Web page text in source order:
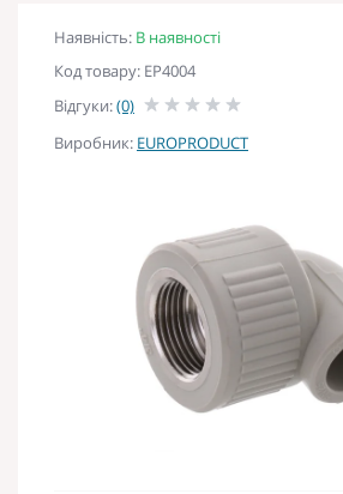
Наявність: В наявності
Код товару: EP4004
Відгуки:(0)
Виробник: EUROPRODUCT